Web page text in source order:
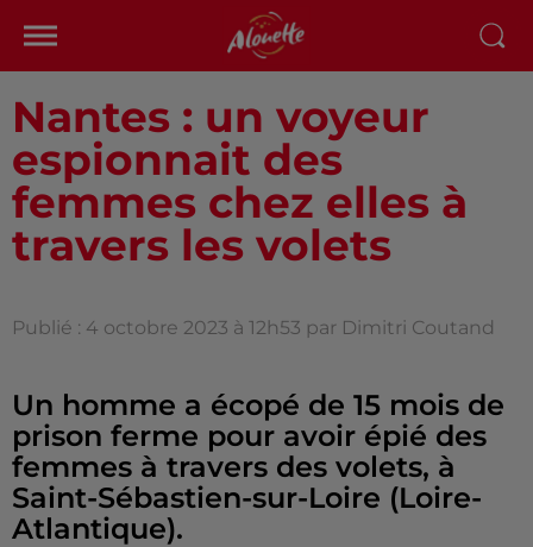
Nantes : un voyeur
espionnait des
femmes chez elles à
travers les volets
Publié : 4 octobre 2023 à 12h53 par Dimitri Coutand
Un homme a écopé de 15 mois de
prison ferme pour avoir épié des
femmes à travers des volets, à
Saint-Sébastien-sur-Loire (Loire-
Atlantique).